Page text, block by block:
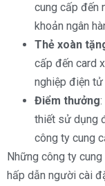
cung cấp đến
khoản ngân
Thẻ xoàn
cấp đến card
nghiệp điện tử
Điểm thưởng
thiết sử dụng
công ty cung
Những công ty
hấp dẫn người cài